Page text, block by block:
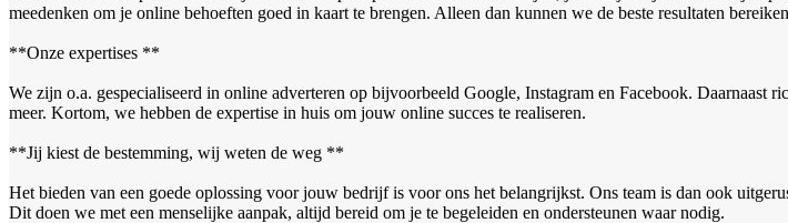
meedenken om je online behoeften goed in kaart te brengen. Alleen dan kunnen we de beste resultaten
**Onze expertises **
We zijn o.a. gespecialiseerd in online adverteren op bijvoorbeeld Google, Instagram en Facebook.
meer. Kortom, we hebben de expertise in huis om jouw online succes te realiseren.
**Jij kiest de bestemming, wij weten de weg **
Het bieden van een goede oplossing voor jouw bedrijf is voor ons het belangrijkst. Ons team is dan ook
Dit doen we met een menselijke aanpak, altijd bereid om je te begeleiden en ondersteunen waar nodig.